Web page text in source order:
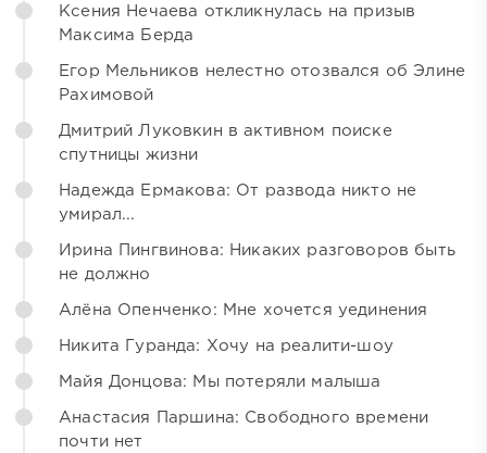
Ксения Нечаева откликнулась на призыв
Максима Берда
Егор Мельников нелестно отозвался об Элине
Рахимовой
Дмитрий Луковкин в активном поиске
спутницы жизни
Надежда Ермакова: От развода никто не
умирал...
Ирина Пингвинова: Никаких разговоров быть
не должно
Алёна Опенченко: Мне хочется уединения
Никита Гуранда: Хочу на реалити-шоу
Майя Донцова: Мы потеряли малыша
Анастасия Паршина: Свободного времени
почти нет